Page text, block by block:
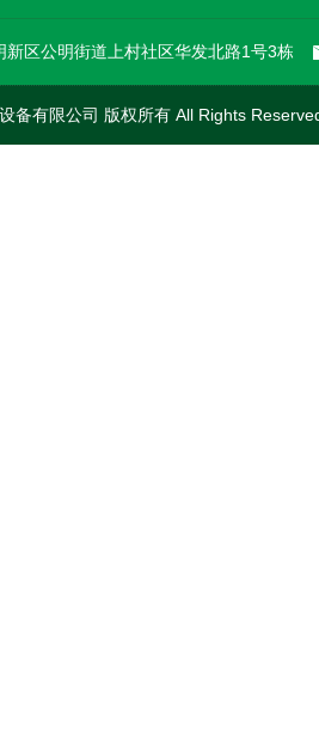
新区公明街道上村社区华发北路1号3栋
备有限公司 版权所有 All Rights